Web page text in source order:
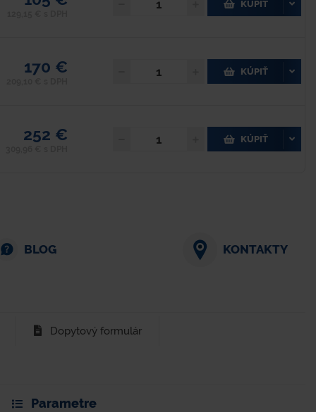
KÚPIŤ
170 € KÚPIŤ
252 € KÚPIŤ
BLOG KONTAKTY
Dopytový formulár
Parametre